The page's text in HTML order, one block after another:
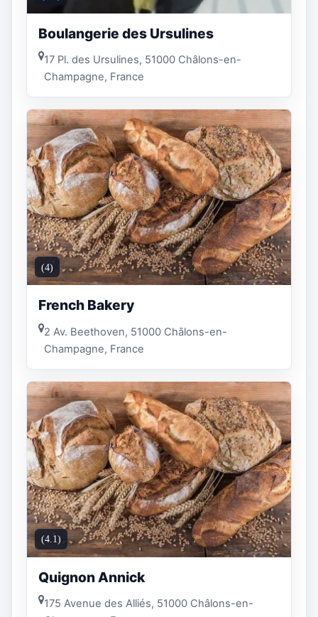
Boulangerie des Ursulines
17 Pl. des Ursulines, 51000 Châlons-en-
Champagne, France
(4)
French Bakery
2 Av. Beethoven, 51000 Châlons-en-
Champagne, France
(4.1)
Quignon Annick
175 Avenue des Alliés, 51000 Châlons-en-